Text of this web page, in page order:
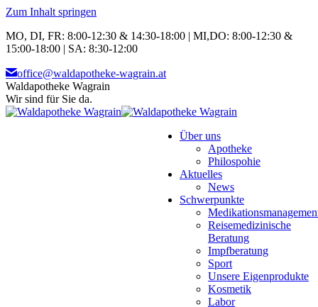
Zum Inhalt springen
MO, DI, FR: 8:00-12:30 & 14:30-18:00 | MI,DO: 8:00-12:30 &
15:00-18:00 | SA: 8:30-12:00
office@waldapotheke-wagrain.at
Waldapotheke Wagrain
Wir sind für Sie da.
Über uns
Apotheke
Philospohie
Aktuelles
News
Schwerpunkte
Reisemedizinische
Beratung
Impfberatung
Sport
Unsere Eigenprodukte
Kosmetik
Labor